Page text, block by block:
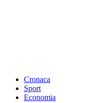
Cronaca
Sport
Economia